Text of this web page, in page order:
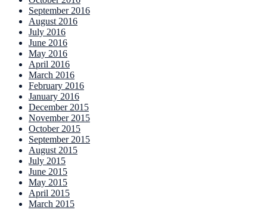
September 2016
August 2016
July 2016
June 2016
May 2016
April 2016
March 2016
February 2016
January 2016
December 2015
November 2015
October 2015
September 2015
August 2015
July 2015
June 2015
May 2015
April 2015
March 2015